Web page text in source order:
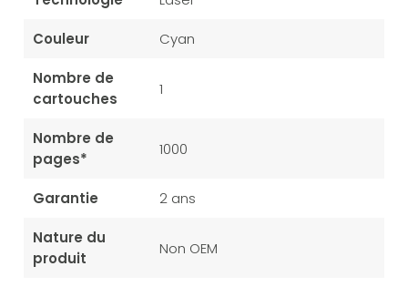
Couleur Cyan
Nombre de
cartouches
1
Nombre de
pages*
1000
Garantie 2 ans
Nature du
produit
Non OEM